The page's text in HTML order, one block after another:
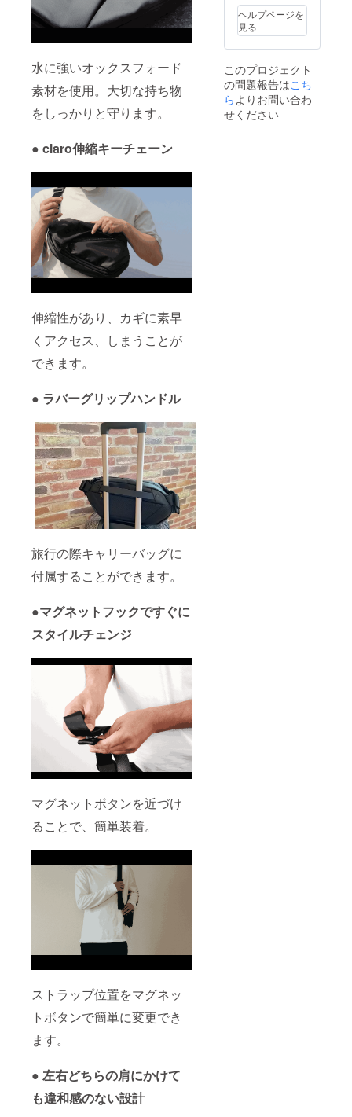
水に強いオックスフォード
素材を使用。大切な持ち物
をしっかりと守ります。
● claro伸縮キーチェーン
伸縮性があり、カギに素早
くアクセス、しまうことが
できます。
● ラバーグリップハンドル
旅行の際キャリーバッグに
付属することができます。
●マグネットフックですぐに
スタイルチェンジ
マグネットボタンを近づけ
ることで、簡単装着。
ストラップ位置をマグネッ
トボタンで簡単に変更でき
ます。
● 左右どちらの肩にかけて
も違和感のない設計
造工程
上の都
合等に
より出
が遅れ
る場合
があり
ます。
ヘルプページを
見る
このプロジェクト
の問題報告はこち
ら よりお問い合わ
せください